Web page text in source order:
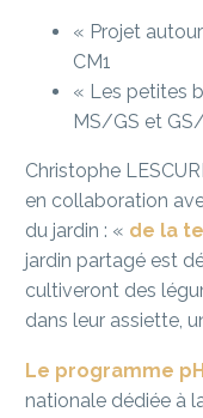
« Projet
CM1
« Les petites
MS/GS et
Christophe
en collaboration
du jardin : « de la
jardin partagé est
cultiveront des
dans leur assiette,
Le programme
nationale dédiée à